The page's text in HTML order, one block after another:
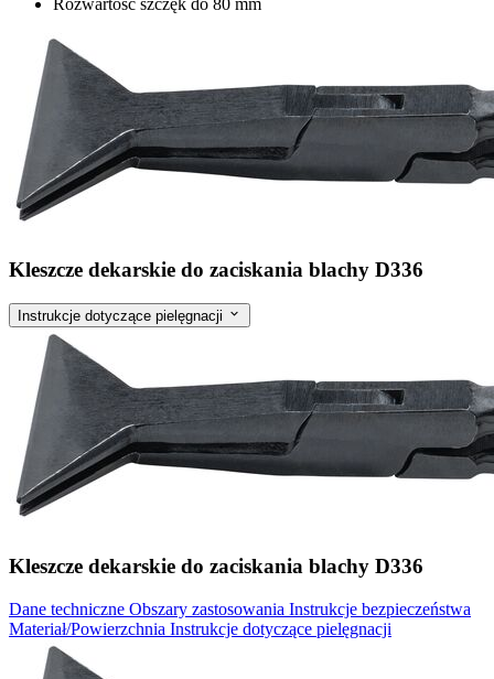
Kleszcze dekarskie do zaciskania blachy D336
Instrukcje dotyczące pielęgnacji
Kleszcze dekarskie do zaciskania blachy D336
Dane techniczne Obszary zastosowania Instrukcje bezpieczeństwa
Materiał/Powierzchnia Instrukcje dotyczące pielęgnacji